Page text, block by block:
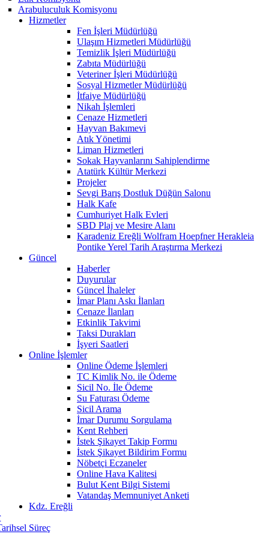
Arabuluculuk Komisyonu
Hizmetler
Fen İşleri Müdürlüğü
Ulaşım Hizmetleri Müdürlüğü
Temizlik İşleri Müdürlüğü
Zabıta Müdürlüğü
Veteriner İşleri Müdürlüğü
Sosyal Hizmetler Müdürlüğü
İtfaiye Müdürlüğü
Nikah İşlemleri
Cenaze Hizmetleri
Hayvan Bakımevi
Atık Yönetimi
Liman Hizmetleri
Sokak Hayvanlarını Sahiplendirme
Atatürk Kültür Merkezi
Projeler
Sevgi Barış Dostluk Düğün Salonu
Halk Kafe
Cumhuriyet Halk Evleri
SBD Plaj ve Mesire Alanı
Karadeniz Ereğli Wolfram Hoepfner Herakleia
Pontike Yerel Tarih Araştırma Merkezi
Güncel
Haberler
Duyurular
Güncel İhaleler
İmar Planı Askı İlanları
Cenaze İlanları
Etkinlik Takvimi
Taksi Durakları
İşyeri Saatleri
Online İşlemler
Online Ödeme İşlemleri
TC Kimlik No. ile Ödeme
Sicil No. İle Ödeme
Su Faturası Ödeme
Sicil Arama
İmar Durumu Sorgulama
Kent Rehberi
İstek Şikayet Takip Formu
İstek Şikayet Bildirim Formu
Nöbetçi Eczaneler
Online Hava Kalitesi
Bulut Kent Bilgi Sistemi
Vatandaş Memnuniyet Anketi
Kdz. Ereğli
Süreç